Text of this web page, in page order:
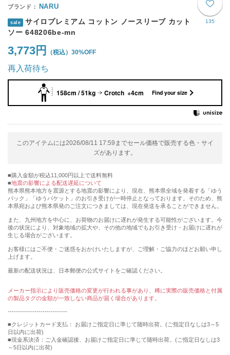
135
NARU
sale
サイロプレミアム コットン ノースリーブ カット
ソー 648206be-mn
3,773円 30%OFF
再入荷待ち
158cm / 51kg Crotch +4cm Find your size
このアイテムには2026/08/11 17:59までセール価格で販売する色・サイ
ズがあります。
購入金額が税込11,000円以上で送料無料
地震の影響による配送遅延について
熊本県熊本地方を震源とする地震の影響により、現在、熊本県全域を発着する「ゆう
パック」「ゆうパケット」のお引き受けが一時停止となっております。そのため、熊
本県宛および熊本県発のご注文につきましては、現在発送を承ることができません。
また、九州地方を中心に、お荷物のお届けに遅れが発生する可能性がございます。今
後の状況により、対象地域の拡大や、その他の地域でもお引き受け・お届けに遅れが
生じる場合がございます。
お客様にはご不便・ご迷惑をおかけいたしますが、ご理解・ご協力のほどお願い申し
上げます。
最新の配送状況は、日本郵便の公式サイトをご確認ください。
メーカー指示により販売価格の変更が行われる事があり、稀に実際の販売価格と付属
の製品タグの金額が一致しない商品が届く場合があります。
-----------------------------
■クレジットカード支払： お届けご指定日に準じて随時出荷。(ご指定日なしは3～5
日以内に出荷)
■現金系決済：ご入金確認後、お届けご指定日に準じて随時出荷。(ご指定日なしは3
～5日以内に出荷)